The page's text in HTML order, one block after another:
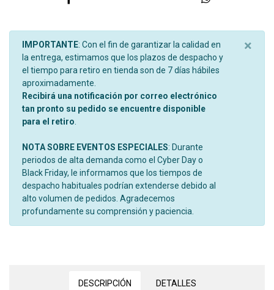
IMPORTANTE: Con el fin de garantizar la calidad en
la entrega, estimamos que los plazos de despacho y
el tiempo para retiro en tienda son de 7 días hábiles
aproximadamente.
Recibirá una notificación por correo electrónico
tan pronto su pedido se encuentre disponible
para el retiro
NOTA SOBRE EVENTOS ESPECIALES: Durante
periodos de alta demanda como el Cyber Day o
Black Friday, le informamos que los tiempos de
despacho habituales podrían extenderse debido al
alto volumen de pedidos. Agradecemos
profundamente su comprensión y paciencia.
×
DESCRIPCIÓN DETALLES